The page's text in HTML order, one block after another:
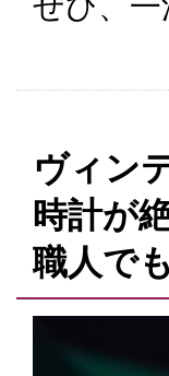
ヴィン
時計が
職人で